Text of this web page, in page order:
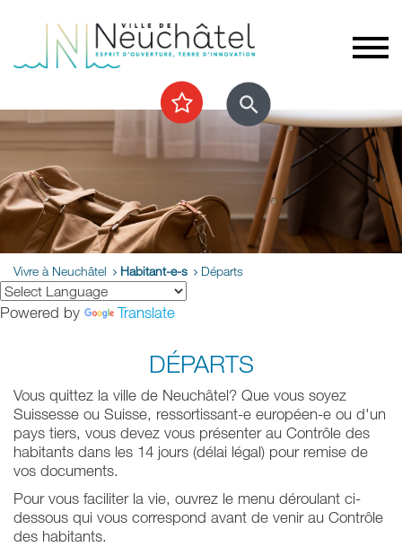
Vivre à Neuchâtel Habitant-e-s Départs
Powered by Translate
DÉPARTS
Vous quittez la ville de Neuchâtel? Que vous soyez
Suissesse ou Suisse, ressortissant-e européen-e ou d'un
pays tiers, vous devez vous présenter au Contrôle des
habitants dans les 14 jours (délai légal) pour remise de
vos documents.
Pour vous faciliter la vie, ouvrez le menu déroulant ci-
dessous qui vous correspond avant de venir au Contrôle
des habitants.